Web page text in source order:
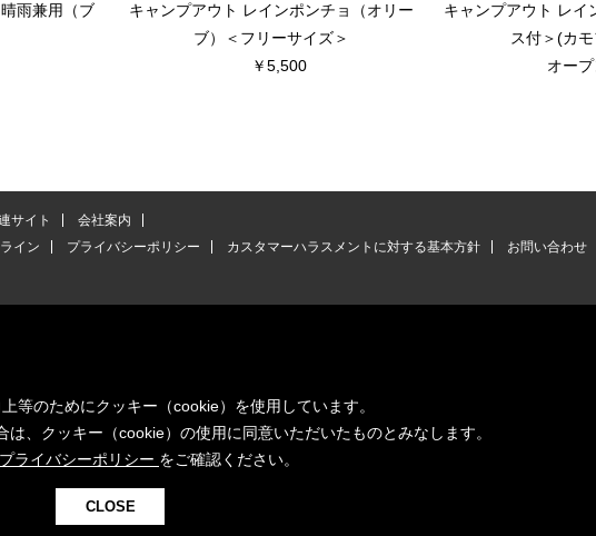
雨兼用（ブ
キャンプアウト レインポンチョ（オリー
ブ）＜フリーサイズ＞
￥5,500
キャンプアウト レイ
ス付＞(カ
オー
サイト
会社案内
イン プライバシーポリシー カスタマーハラスメントに対する基本方針
お問い合わせ
等のためにクッキー（cookie）を使用しています。
、クッキー（cookie）の使用に同意いただいたものとみなします。
プライバシーポリシー をご確認ください。
CLOSE